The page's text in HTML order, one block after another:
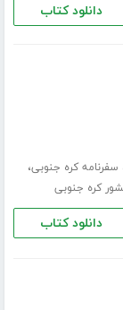
دانلود کتاب
سفرنامه کره جنوبی،
کره جنوبی
دانلود کتاب